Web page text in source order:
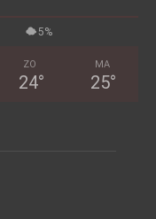
5%
ZO
24°
MA
25°